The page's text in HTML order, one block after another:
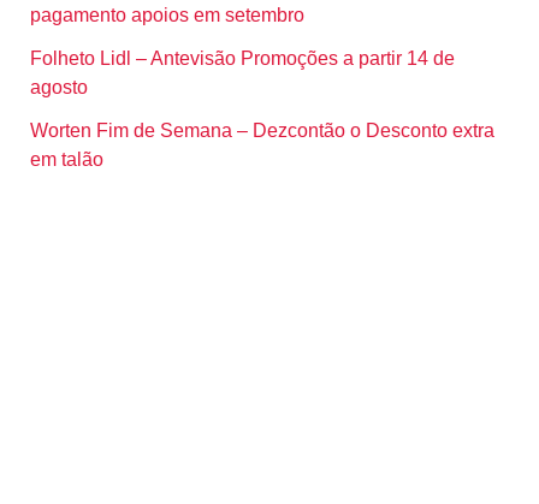
pagamento apoios em setembro
Folheto Lidl – Antevisão Promoções a partir 14 de
agosto
Worten Fim de Semana – Dezcontão o Desconto extra
em talão